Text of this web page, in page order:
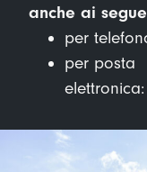
anche ai
per
per posta
elettronica: